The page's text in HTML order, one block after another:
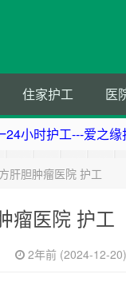
住家护工 医
---上海爱之缘护工
24小时护工---杭州爱
24小时护工---爱之缘
肝胆肿瘤医院 护工
瘤医院 护工
2年前 (2024-12-20)